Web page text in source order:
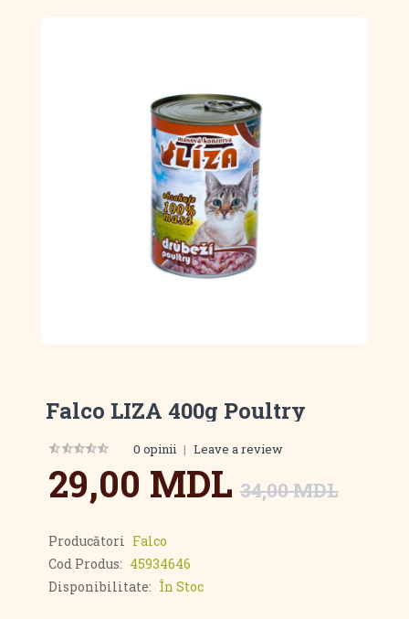
Falco LIZA 400g Poultry
0 opinii | Leave a review
29,00 MDL 34,00 MDL
Producători Falco
Cod Produs: 45934646
Disponibilitate: În Stoc